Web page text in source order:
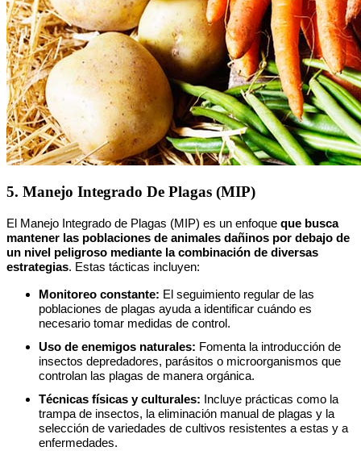
5. Manejo Integrado De Plagas (MIP)
El Manejo Integrado de Plagas (MIP) es un enfoque que busca
mantener las poblaciones de animales dañinos por debajo de
un nivel peligroso mediante la combinación de diversas
estrategias. Estas tácticas incluyen:
Monitoreo constante: El seguimiento regular de las
poblaciones de plagas ayuda a identificar cuándo es
necesario tomar medidas de control.
Uso de enemigos naturales: Fomenta la introducción de
insectos depredadores, parásitos o microorganismos que
controlan las plagas de manera orgánica.
Técnicas físicas y culturales: Incluye prácticas como la
trampa de insectos, la eliminación manual de plagas y la
selección de variedades de cultivos resistentes a estas y a
enfermedades.